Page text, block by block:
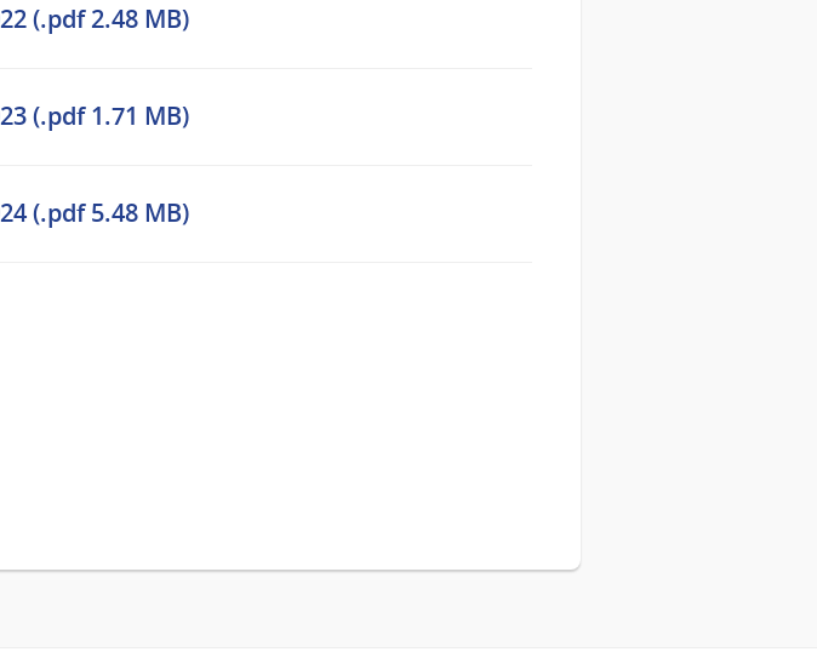
(.pdf 2.48 MB)
(.pdf 1.71 MB)
(.pdf 5.48 MB)